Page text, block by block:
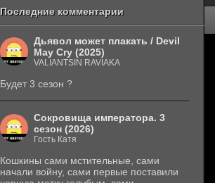
Последние комментарии
Дьявол может плакать / Devil
May Cry (2025)
VALIANTSIN RAVIAKA
Будет 3 сезон ?
Сокровища императора. 3
сезон (2026)
Гость Катя
Кошкины сами мстительные, сами
начали войну, сами первые поставили